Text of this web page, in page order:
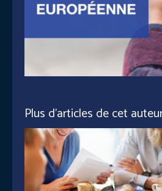
Plus d'articles de cet